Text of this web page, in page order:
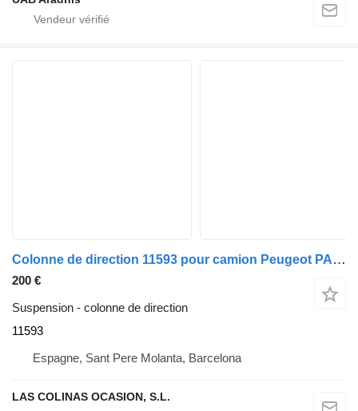
Colonne de direction 11593 pour camion Peugeot PARTNER Combispace (5F)
200 €
Suspension - colonne de direction
11593
Espagne, Sant Pere Molanta, Barcelona
LAS COLINAS OCASION, S.L.